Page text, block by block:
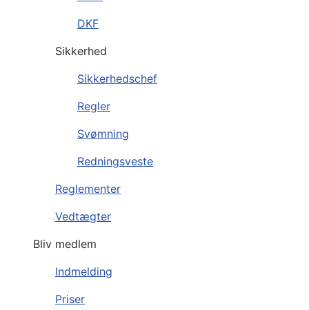
DKF
Sikkerhed
Sikkerhedschef
Regler
Svømning
Redningsveste
Reglementer
Vedtægter
Bliv medlem
Indmelding
Priser